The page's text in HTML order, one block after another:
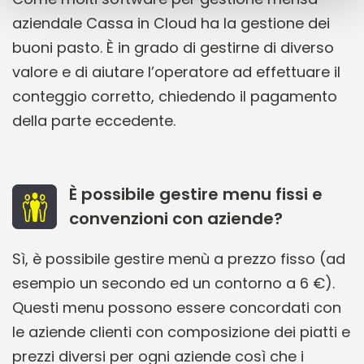
aziendale Cassa in Cloud ha la gestione dei
buoni pasto. È in grado di gestirne di diverso
valore e di aiutare l’operatore ad effettuare il
conteggio corretto, chiedendo il pagamento
della parte eccedente.
È possibile gestire menu fissi e
convenzioni con aziende?
Sì, è possibile gestire menù a prezzo fisso (ad
esempio un secondo ed un contorno a 6 €).
Questi menu possono essere concordati con
le aziende clienti con composizione dei piatti e
prezzi diversi per ogni aziende così che i